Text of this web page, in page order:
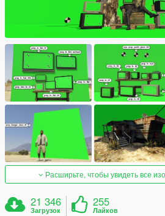
Расширьте, чтобы увидеть все
21 346
Загрузок
255
Лайков